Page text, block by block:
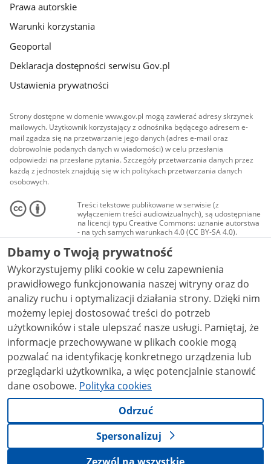
Prawa autorskie
Warunki korzystania
Geoportal
Deklaracja dostępności serwisu Gov.pl
Ustawienia prywatności
Strony dostępne w domenie www.gov.pl mogą zawierać adresy skrzynek
mailowych. Użytkownik korzystający z odnośnika będącego adresem e-
mail zgadza się na przetwarzanie jego danych (adres e-mail oraz
dobrowolnie podanych danych w wiadomości) w celu przesłania
odpowiedzi na przesłane pytania. Szczegóły przetwarzania danych przez
każdą z jednostek znajdują się w ich politykach przetwarzania danych
osobowych.
Treści tekstowe publikowane w serwisie (z
wyłączeniem treści audiowizualnych), są udostępniane
na licencji typu Creative Commons: uznanie autorstwa
- na tych samych warunkach 4.0 (CC BY-SA 4.0).
Materiały audiowizualne, w tym zdjęcia, materiały
audio i wideo, są udostępniane na licencji typu
Creative Commons: uznanie autorstwa użycie
niekomercyjne - bez utworów zależnych 4.0 (CC BY-
NC-ND 4.0), o ile nie jest to stwierdzone inaczej.
Dbamy o Twoją prywatność
Wykorzystujemy pliki cookie w celu zapewnienia
prawidłowego funkcjonowania naszej witryny oraz do
analizy ruchu i optymalizacji działania strony. Dzięki nim
możemy lepiej dostosować treści do potrzeb
użytkowników i stale ulepszać nasze usługi. Pamiętaj, że
informacje przechowywane w plikach cookie mogą
pozwalać na identyfikację konkretnego urządzenia lub
przeglądarki użytkownika, a więc potencjalnie stanowić
dane osobowe. Polityka cookies
Odrzuć
Spersonalizuj